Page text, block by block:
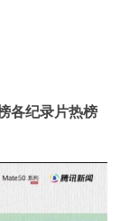
各纪录片热榜